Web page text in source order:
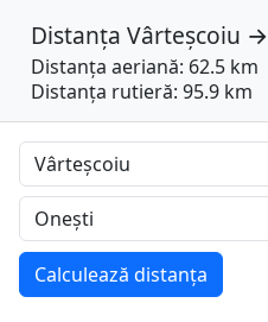
Distanța Vârteșcoiu →
Distanța aeriană: 62.5 km
Distanța rutieră: 95.9 km
Calculează distanța